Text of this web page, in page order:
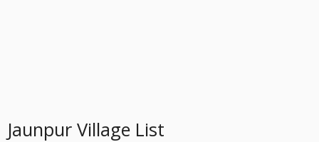
Jaunpur Village List